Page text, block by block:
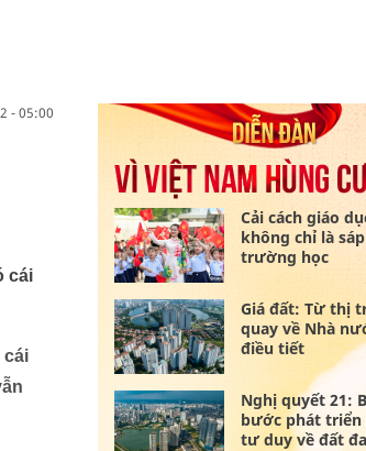
- 05:00
cái
cái
Cải cách giáo
không chỉ là
trường học
Giá đất: Từ thị
quay về Nhà
điều tiết
Nghị quyết 21:
bước phát triển
tư duy về đất